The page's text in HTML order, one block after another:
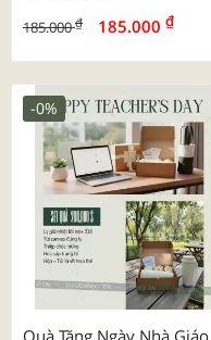
185.000₫ 185.000 ₫
-0%